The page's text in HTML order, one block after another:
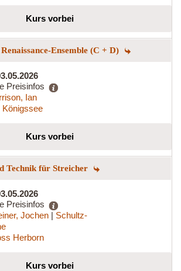
Kurs vorbei
Ensemble (C + D)
Preisinfos
Ian
Königssee
Kurs vorbei
Technik für Streicher
Preisinfos
Jochen | Schultz-
Herborn
Kurs vorbei